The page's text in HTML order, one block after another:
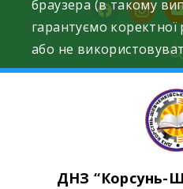
facebook
ДНЗ “Корсунь-
браузера (в такому
гарантуємо коректної
або не